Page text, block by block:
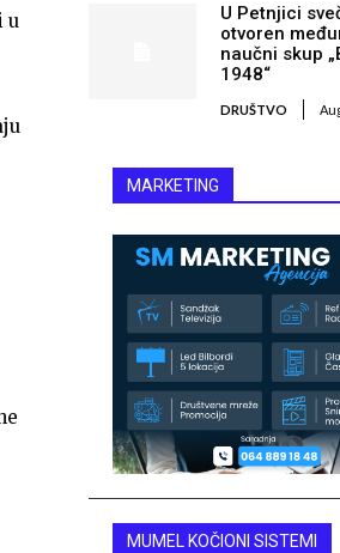
u
U Petnjici
otvoren
naučni skup
1948“
DRUŠTVO
MARKETING
MUMEL KOČIONI SISTEMI